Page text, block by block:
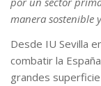
manera sostenible
Desde IU Sevilla
combatir la
grandes